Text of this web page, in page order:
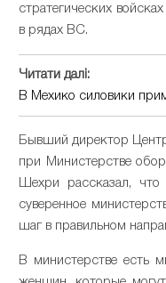
стратегических
в рядах ВС.
Читати далі:
В Мехико силовики
Бывший директор
при Министерстве
Шехри рассказал,
суверенное
шаг в правильном
В министерстве есть